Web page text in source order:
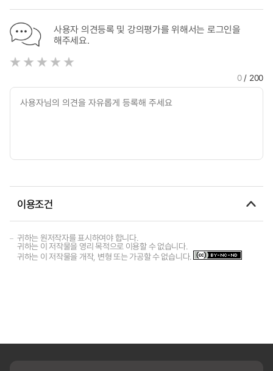
사용자 의견등록 및 강의평가를 위해서는 로그인을
해주세요.
0/ 200
이용조건
귀하는 원저작자를 표시하여야 합니다.
귀하는 이 저작물을 영리 목적으로 이용할 수 없습니다.
귀하는 이 저작물을 개작, 변형 또는 가공할 수 없습니다.